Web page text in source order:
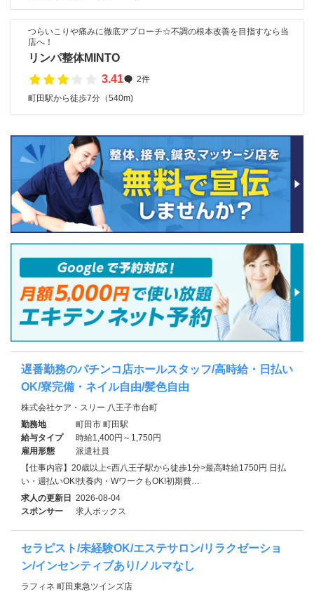
つらいこりや痛みに徹底アプローチ☆不調の根本改善を目指すなら当
店へ！
リンパ整体MINTO
3.41
2件
町田駅から徒歩7分（540m)
遅番勤務のパチンコ店ホールスタッフ/高時給・日払い
OK/寮完備・ネイル自由/髪色自由
株式会社ケア・スリー 八王子市台町
勤務地
町田市 町田駅
給与タイプ
時給1,400円～1,750円
雇用形態
派遣社員
【仕事内容】20歳以上<西八王子駅から徒歩1分>最高時給1750円 日払
い・週払いOK!扶養内・WワークもOK!初期費…
求人の更新日 2026-08-04
スポンサー
求人ボックス
セラピスト/未経験OK/エステサロン/リラクゼーショ
ン/インセンティブあり/ノルマなし
ラフィネ 町田東急ツインズ店